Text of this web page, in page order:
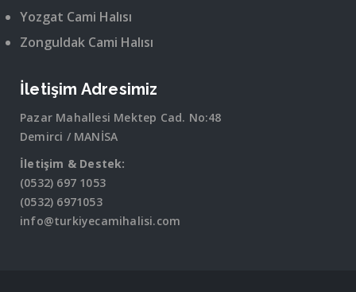
Yozgat Cami Halısı
Zonguldak Cami Halısı
İletişim Adresimiz
Pazar Mahallesi Mektep Cad. No:48
Demirci / MANİSA
İletişim & Destek:
(0532) 697 1053
(0532) 6971053
info@turkiyecamihalisi.com